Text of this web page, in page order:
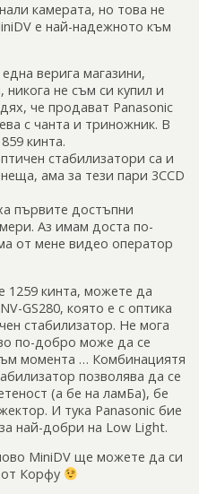
камерата, но това не
е най-надежното към
верига магазини,
никога не съм си купил и
че продават Panasonic
с чанта и триножник. В
кинта.
стабилизатори са и
ама за тези пари 3CCD
първите достъпни
Аз имам доста по-
от мене видео оператор
1259 кинта, можете да
GS280, която е с оптика
стабилизатор. Не мога
по-добро може да се
момента … Комбинациятя
позволява да се
(а бе на ламБа), бе
И тука Panasonic бие
най-добри на Low Light.
MiniDV ще можете да си
от Корфу